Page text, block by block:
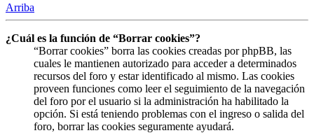
Arriba
¿Cuál es la función de “Borrar cookies”?
“Borrar cookies” borra las cookies creadas por phpBB, las
cuales le mantienen autorizado para acceder a determinados
recursos del foro y estar identificado al mismo. Las cookies
proveen funciones como leer el seguimiento de la navegación
del foro por el usuario si la administración ha habilitado la
opción. Si está teniendo problemas con el ingreso o salida del
foro, borrar las cookies seguramente ayudará.